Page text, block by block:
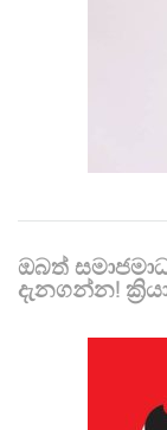
ඔබත්
දැනගන්න!